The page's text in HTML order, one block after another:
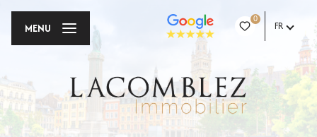
0
FR
MENU